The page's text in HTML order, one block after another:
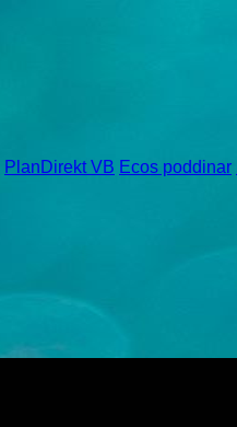
PlanDirekt VB Ecos poddinar